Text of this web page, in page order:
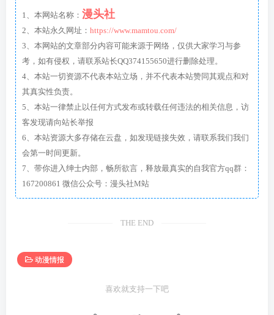
1、本网站名称： 漫头社
2、本站永久网址： https://www.mamtou.com/
3、本网站的文章部分内容可能来源于网络，仅供大家学习与参
考，如有侵权，请联系站长QQ374155650进行删除处理。
4、本站一切资源不代表本站立场，并不代表本站赞同其观点和对
其真实性负责。
5、本站一律禁止以任何方式发布或转载任何违法的相关信息，访
客发现请向站长举报
6、本站资源大多存储在云盘，如发现链接失效，请联系我们我们
会第一时间更新。
7、带你进入绅士内部，畅所欲言，释放最真实的自我官方qq群：
167200861 微信公众号：漫头社M站
THE END
动漫情报
喜欢就支持一下吧